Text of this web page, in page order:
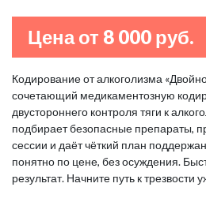
Цена от 8 000 руб.
Кодирование от алкоголизма
сочетающий медикаментозную
двустороннего контроля тяги к
подбирает безопасные препараты,
сессии и даёт чёткий план
понятно по цене, без осуждения.
результат. Начните путь к трезвости